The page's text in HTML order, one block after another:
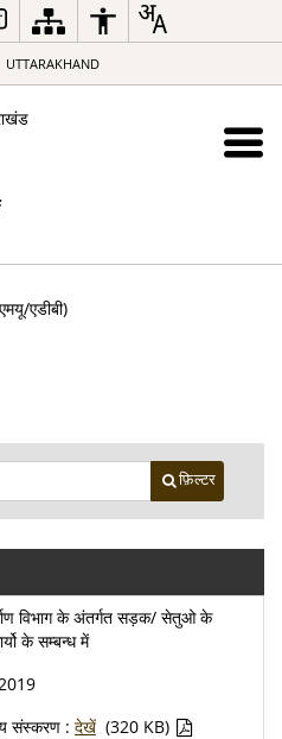
UTTARAKHAND
एडीबी)
फ़िल्टर
विभाग के अंतर्गत सड़क/ सेतुओ के
के सम्बन्ध में
संस्करण : देखें (320 KB)